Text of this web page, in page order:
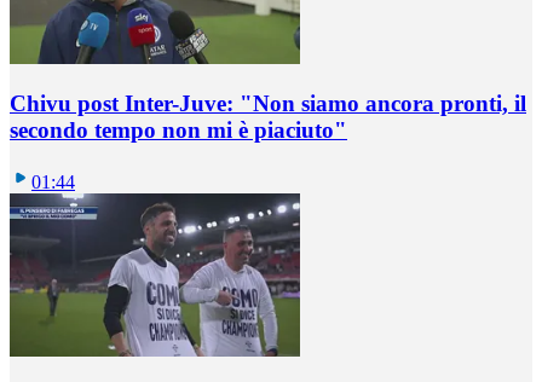
Chivu post Inter-Juve: "Non siamo ancora pronti, il
secondo tempo non mi è piaciuto"
01:44